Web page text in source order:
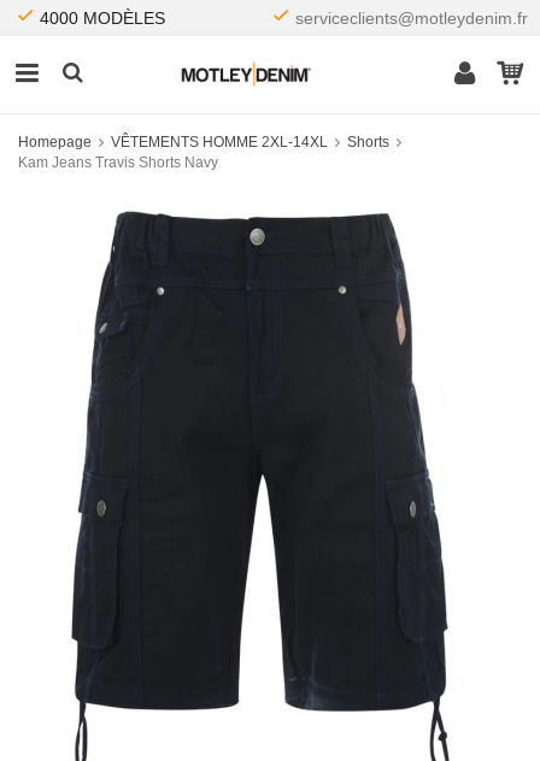
4000 MODÈLES serviceclients@motleydenim.fr
Homepage VÊTEMENTS HOMME 2XL-14XL
Shorts
Kam Jeans Travis Shorts Navy